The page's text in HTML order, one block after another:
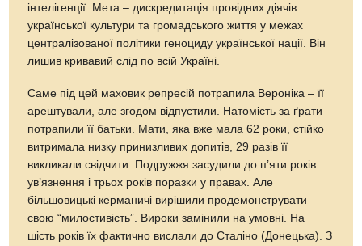
інтелігенції. Мета – дискредитація провідних діячів
української культури та громадського життя у межах
централізованої політики геноциду української нації. Він
лишив кривавий слід по всій Україні.
Саме під цей маховик репресій потрапила Вероніка – її
арештували, але згодом відпустили. Натомість за ґрати
потрапили її батьки. Мати, яка вже мала 62 роки, стійко
витримала низку принизливих допитів, 29 разів її
викликали свідчити. Подружжя засудили до п’яти років
ув’язнення і трьох років поразки у правах. Але
більшовицькі керманичі вирішили продемонструвати
свою “милостивість”. Вироки замінили на умовні. На
шість років їх фактично вислали до Сталіно (Донецька). З